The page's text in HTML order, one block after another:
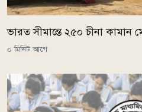
ভারত সীমান্তে ২৫০ চীনা কামান
০ মিনিট আগে